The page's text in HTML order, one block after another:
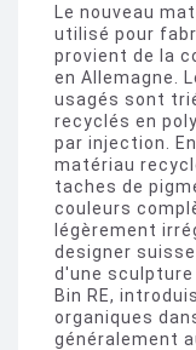
Le nouveau
utilisé pour
provient de la
en Allemagne.
usagés sont
recyclés en
par injection.
matériau
taches de
couleurs
légèrement
designer
d'une sculpture
Bin RE,
organiques
généralement